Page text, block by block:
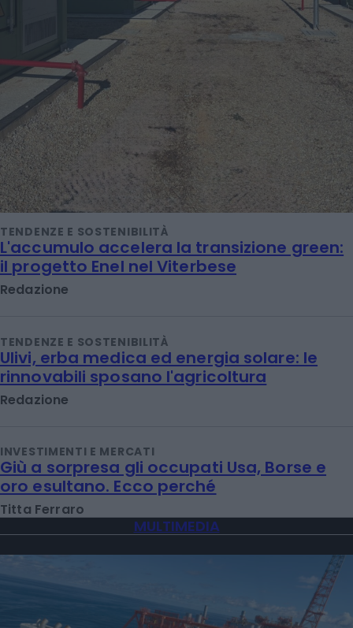
TENDENZE E SOSTENIBILITÀ
L'accumulo accelera la transizione green:
il progetto Enel nel Viterbese
Redazione
TENDENZE E SOSTENIBILITÀ
Ulivi, erba medica ed energia solare: le
rinnovabili sposano l'agricoltura
Redazione
INVESTIMENTI E MERCATI
Giù a sorpresa gli occupati Usa, Borse e
oro esultano. Ecco perché
Titta Ferraro
MULTIMEDIA